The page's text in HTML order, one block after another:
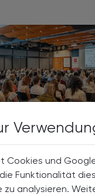
und
Funktionalität
analysieren.
PHARMAZIE, TARA,